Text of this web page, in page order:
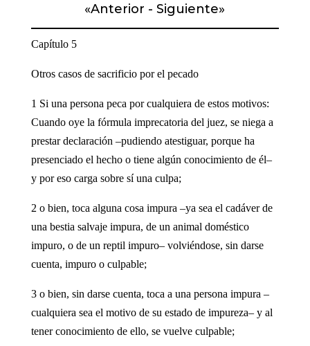
«Anterior -Siguiente»
Capítulo 5
Otros casos de sacrificio por el pecado
1 Si una persona peca por cualquiera de estos motivos:
Cuando oye la fórmula imprecatoria del juez, se niega a
prestar declaración –pudiendo atestiguar, porque ha
presenciado el hecho o tiene algún conocimiento de él–
y por eso carga sobre sí una culpa;
2 o bien, toca alguna cosa impura –ya sea el cadáver de
una bestia salvaje impura, de un animal doméstico
impuro, o de un reptil impuro– volviéndose, sin darse
cuenta, impuro o culpable;
3 o bien, sin darse cuenta, toca a una persona impura –
cualquiera sea el motivo de su estado de impureza– y al
tener conocimiento de ello, se vuelve culpable;